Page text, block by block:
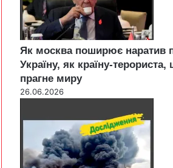
Як москва поширює наратив
Україну, як країну-терориста,
прагне миру
26.06.2026